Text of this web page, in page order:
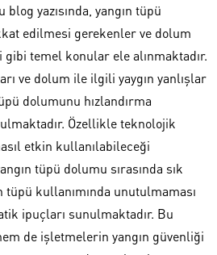
yazısında, yangın tüpü
edilmesi gerekenler ve dolum
temel konular ele alınmaktadır.
ve dolum ile ilgili yaygın yanlışlar
dolumunu hızlandırma
Özellikle teknolojik
etkin kullanılabileceği
tüpü dolumu sırasında sık
tüpü kullanımında unutulmaması
ipuçları sunulmaktadır. Bu
de işletmelerin yangın güvenliği